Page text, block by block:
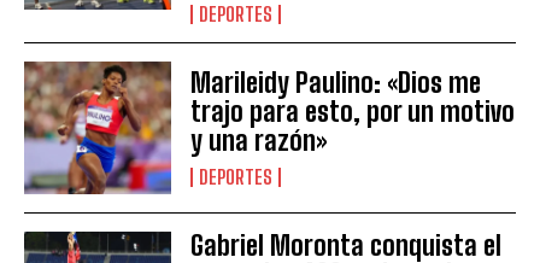
DEPORTES
Marileidy Paulino: «Dios me
trajo para esto, por un motivo
y una razón»
DEPORTES
Gabriel Moronta conquista el